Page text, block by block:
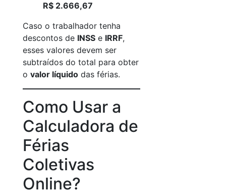
R$ 2.666,67
Caso o trabalhador tenha
descontos de INSS e IRRF,
esses valores devem ser
subtraídos do total para obter
o valor líquido das férias.
Como Usar a
Calculadora de
Férias
Coletivas
Online?